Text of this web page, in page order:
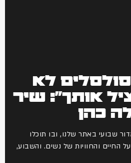
לא
אותך": שיר
כהן
שבועי באתר שלנו, ובו תוכלו
החיים והחוויות של נשים. והשבוע,